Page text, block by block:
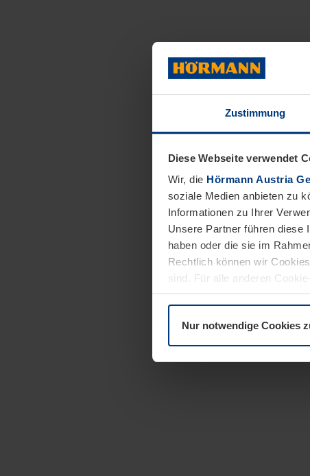
Zustimmung
Diese Webseite verwendet
Wir, die Hörmann Austria
soziale Medien anbieten zu
Informationen zu Ihrer
Unsere Partner führen diese
haben oder die sie im
Rechtlich können wir
sind. Für alle anderen
Erläuterung auf der Seite
Nur notwendige Cookies